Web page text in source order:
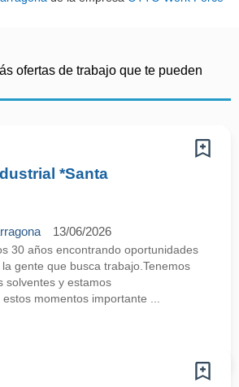
ofertas de trabajo que te pueden
*Santa
13/06/2026
30 años encontrando oportunidades
gente que busca trabajo.Tenemos
solventes y estamos
momentos importante ...